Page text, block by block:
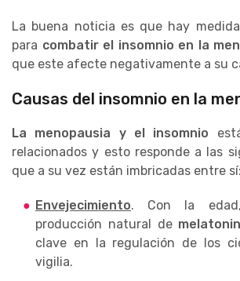
La buena noticia es que hay
para combatir el insomnio en la
que este afecte negativamente a su
Causas del insomnio en la
La menopausia y el insomnio
relacionados y esto responde a las
que a su vez están imbricadas entre sí:
Envejecimiento. Con la
producción natural de
clave en la regulación de los
vigilia.